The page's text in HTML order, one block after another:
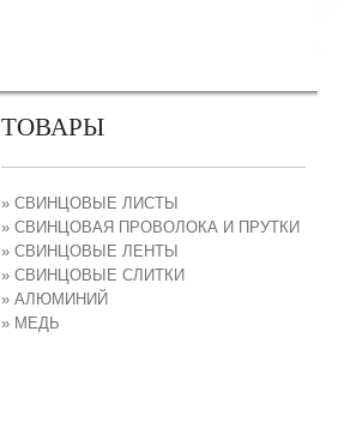
ТОВАРЫ
» СВИНЦОВЫЕ ЛИСТЫ
» СВИНЦОВАЯ ПРОВОЛОКА И ПРУТКИ
» СВИНЦОВЫЕ ЛЕНТЫ
» СВИНЦОВЫЕ СЛИТКИ
» АЛЮМИНИЙ
» МЕДЬ